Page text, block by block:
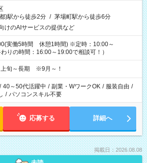
)駅から徒歩2分 / 茅場町駅から徒歩6分
けのAIサービスの提供など
実働5時間 休憩1時間) ※定時：10:00～
りの時間：16:00～19:00で相談可！）
旬～長期 ※9月～！
/ 40～50代活躍中 / 副業・WワークOK / 服装自由 /
/ パソコンスキル不要
応募する 詳細へ
掲載日：2026.08.08